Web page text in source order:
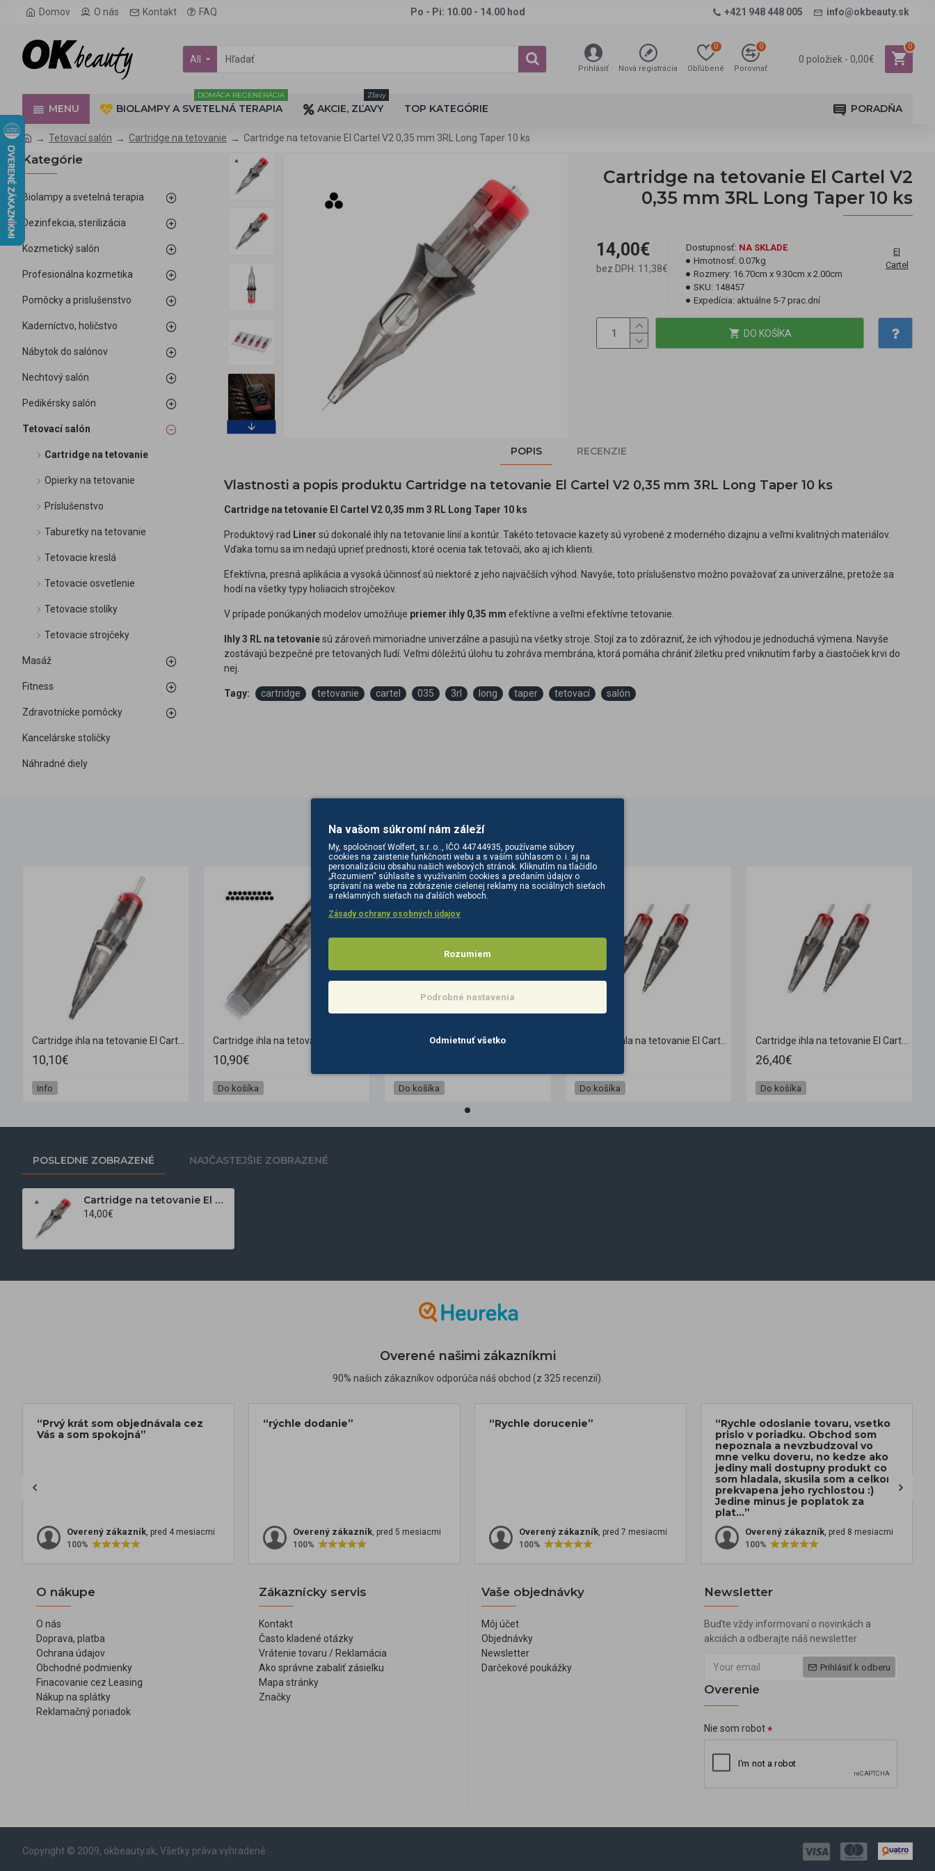
Domov O nás Kontakt FAQ Po - Pi: 10.00 - 14.00 hod +421 948 448 005 info@okbeauty.sk
All
Prihlásiť Nová registrácia Obľúbené
0
Porovnať
0
0 položiek - 0,00€
0
MENU BIOLAMPY A SVETELNÁ TERAPIA
DOMÁCA REGENERÁCIA
AKCIE, ZĽAVY
Zľavy
TOP KATEGÓRIE PORADŇA
Tetovací salón Cartridge na tetovanie Cartridge na tetovanie El Cartel V2 0,35 mm 3RL Long Taper 10 ks
Kategórie
Biolampy a svetelná terapia
Dezinfekcia, sterilizácia
Kozmetický salón
Profesionálna kozmetika
Pomôcky a prislušenstvo
Kaderníctvo, holičstvo
Nábytok do salónov
Nechtový salón
Pedikérsky salón
Tetovací salón
Cartridge na tetovanie
Opierky na tetovanie
Príslušenstvo
Taburetky na tetovanie
Tetovacie kreslá
Tetovacie osvetlenie
Tetovacie stolíky
Tetovacie strojčeky
Masáž
Fitness
Zdravotnícke pomôcky
Kancelárske stoličky
Náhradné diely
Cartridge na tetovanie El Cartel V2
0,35 mm 3RL Long Taper 10 ks
14,00€
bez DPH: 11,38€
Dostupnosť: NA SKLADE
Hmotnosť: 0.07kg
Rozmery: 16.70cm x 9.30cm x 2.00cm
SKU: 148457
Expedícia: aktuálne 5-7 prac.dní
El
Cartel
DO KOŠÍKA
POPIS RECENZIE
Vlastnosti a popis produktu Cartridge na tetovanie El Cartel V2 0,35 mm 3RL Long Taper 10 ks
Cartridge na tetovanie El Cartel V2 0,35 mm 3 RL Long Taper 10 ks
Produktový rad Liner sú dokonalé ihly na tetovanie línií a kontúr. Takéto tetovacie kazety sú vyrobené z moderného dizajnu a veľmi kvalitných materiálov.
Vďaka tomu sa im nedajú uprieť prednosti, ktoré ocenia tak tetovači, ako aj ich klienti.
Efektívna, presná aplikácia a vysoká účinnosť sú niektoré z jeho najväčších výhod. Navyše, toto príslušenstvo možno považovať za univerzálne, pretože sa
hodí na všetky typy holiacich strojčekov.
V prípade ponúkaných modelov umožňuje priemer ihly 0,35 mm efektívne a veľmi efektívne tetovanie.
Ihly 3 RL na tetovaniesú zároveň mimoriadne univerzálne a pasujú na všetky stroje. Stojí za to zdôrazniť, že ich výhodou je jednoduchá výmena. Navyše
zostávajú bezpečné pre tetovaných ľudí. Veľmi dôležitú úlohu tu zohráva membrána, ktorá pomáha chrániť žiletku pred vniknutím farby a čiastočiek krvi do
nej.
Tagy: cartridge tetovanie cartel 035 3rl long taper tetovací salón
PODOBNÉ PRODUKTY
10,10€
Info
10,90€
Do košíka Do košíka Do košíka
26,40€
Do košíka
POSLEDNE ZOBRAZENÉ NAJČASTEJŠIE ZOBRAZENÉ
Cartridge na tetovanie El Cartel V2 0,35 mm 3RL Long Taper 10 ks
14,00€
Overené našimi zákazníkmi
90% našich zákazníkov odporúča náš obchod (z 325 recenzií).
“Prvý krát som objednávala cez
Vás a som spokojná”
Overený zákazník, pred 4 mesiacmi
100%
“rýchle dodanie”
Overený zákazník, pred 5 mesiacmi
100%
“Rychle dorucenie”
Overený zákazník, pred 7 mesiacmi
100%
“Rychle odoslanie tovaru, vsetko
prislo v poriadku. Obchod som
nepoznala a nevzbudzoval vo
mne velku doveru, no kedze ako
jediny mali dostupny produkt co
som hladala, skusila som a celkom
prekvapena jeho rychlostou :)
Jedine minus je poplatok za
plat...”
Overený zákazník, pred 8 mesiacmi
100%
O nákupe
O nás
Doprava, platba
Ochrana údajov
Obchodné podmienky
Finacovanie cez Leasing
Nákup na splátky
Reklamačný poriadok
Zákaznícky servis
Kontakt
Často kladené otázky
Vrátenie tovaru / Reklamácia
Ako správne zabaliť zásielku
Mapa stránky
Značky
Vaše objednávky
Môj účet
Objednávky
Newsletter
Darčekové poukážky
Newsletter
Buďte vždy informovaní o novinkách a
akciách a odberajte náš newsletter
Prihlásiť k odberu
Overenie
Nie som robot
Copyright © 2009, okbeauty.sk, Všetky práva vyhradené
Na vašom súkromí nám záleží
My, spoločnosť Wolfert, s.r..o.., IČO 44744935, používame súbory
cookies na zaistenie funkčnosti webu a s vaším súhlasom o. i. aj na
personalizáciu obsahu našich webových stránok. Kliknutím na tlačidlo
„Rozumiem“ súhlasíte s využívaním cookies a predaním údajov o
správaní na webe na zobrazenie cielenej reklamy na sociálnych sieťach
a reklamných sieťach na ďalších weboch.
Zásady ochrany osobných údajov
Rozumiem
Podrobné nastavenia
Odmietnuť všetko